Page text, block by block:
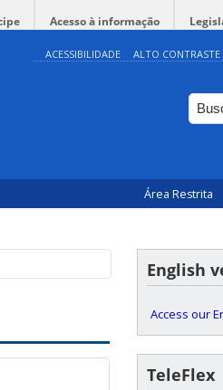
Acesso à informação
ACESSIBILIDADE ALTO CONTRASTE
Área Restrita
English
Access our
TeleFlex